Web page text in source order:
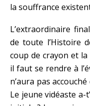
la souffrance
L’extraordinaire
de toute l’Histoire
coup de crayon et
il faut se rendre à
n’aura pas
Le jeune vidéaste a-